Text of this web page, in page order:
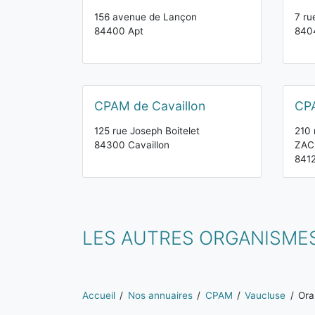
156 avenue de Lançon
84400 Apt
7
CPAM de Cavaillon
125 rue Joseph Boitelet
84300 Cavaillon
210
LES AUTRES
Vous êtes ici:
Accueil Nos annuaires CPAM Vaucluse